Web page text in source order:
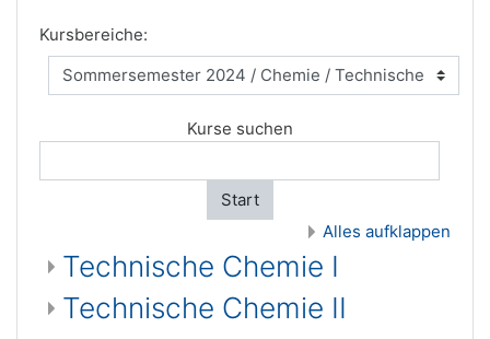
Kursbereiche:
Kurse suchen
Start
Alles aufklappen
Technische Chemie I
Technische Chemie II